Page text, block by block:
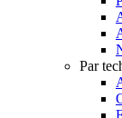
Par